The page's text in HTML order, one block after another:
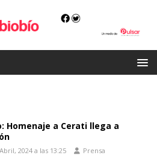
Homenaje a Cerati llega a
2024 a las 13:25 Prensa